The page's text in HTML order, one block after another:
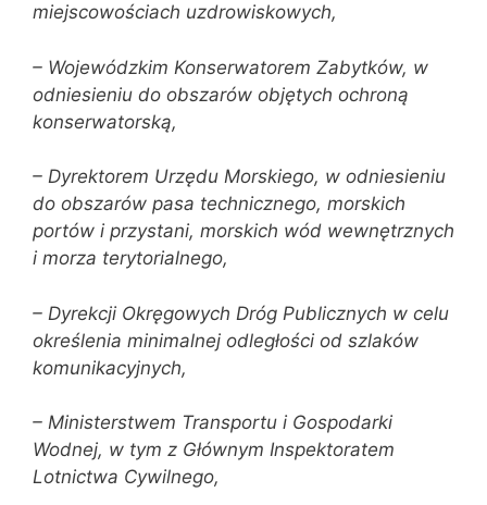
miejscowościach uzdrowiskowych,
– Wojewódzkim Konserwatorem Zabytków, w
odniesieniu do obszarów objętych ochroną
konserwatorską,
– Dyrektorem Urzędu Morskiego, w odniesieniu
do obszarów pasa technicznego, morskich
portów i przystani, morskich wód wewnętrznych
i morza terytorialnego,
– Dyrekcji Okręgowych Dróg Publicznych w celu
określenia minimalnej odległości od szlaków
komunikacyjnych,
– Ministerstwem Transportu i Gospodarki
Wodnej, w tym z Głównym Inspektoratem
Lotnictwa Cywilnego,